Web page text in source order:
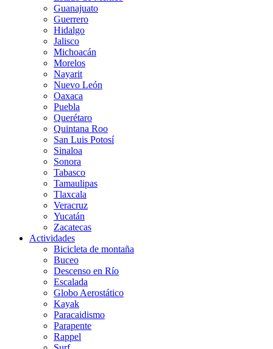
Guanajuato
Guerrero
Hidalgo
Jalisco
Michoacán
Morelos
Nayarit
Nuevo León
Oaxaca
Puebla
Querétaro
Quintana Roo
San Luis Potosí
Sinaloa
Sonora
Tabasco
Tamaulipas
Tlaxcala
Veracruz
Yucatán
Zacatecas
Actividades
Bicicleta de montaña
Buceo
Descenso en Río
Escalada
Globo Aerostático
Kayak
Paracaidismo
Parapente
Rappel